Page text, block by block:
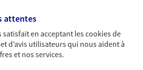
attentes
en acceptant lescookiesde
d’avis utilisateurs qui nous aident à
et nos services.